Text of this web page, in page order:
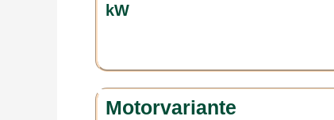
kW
Motorvariante